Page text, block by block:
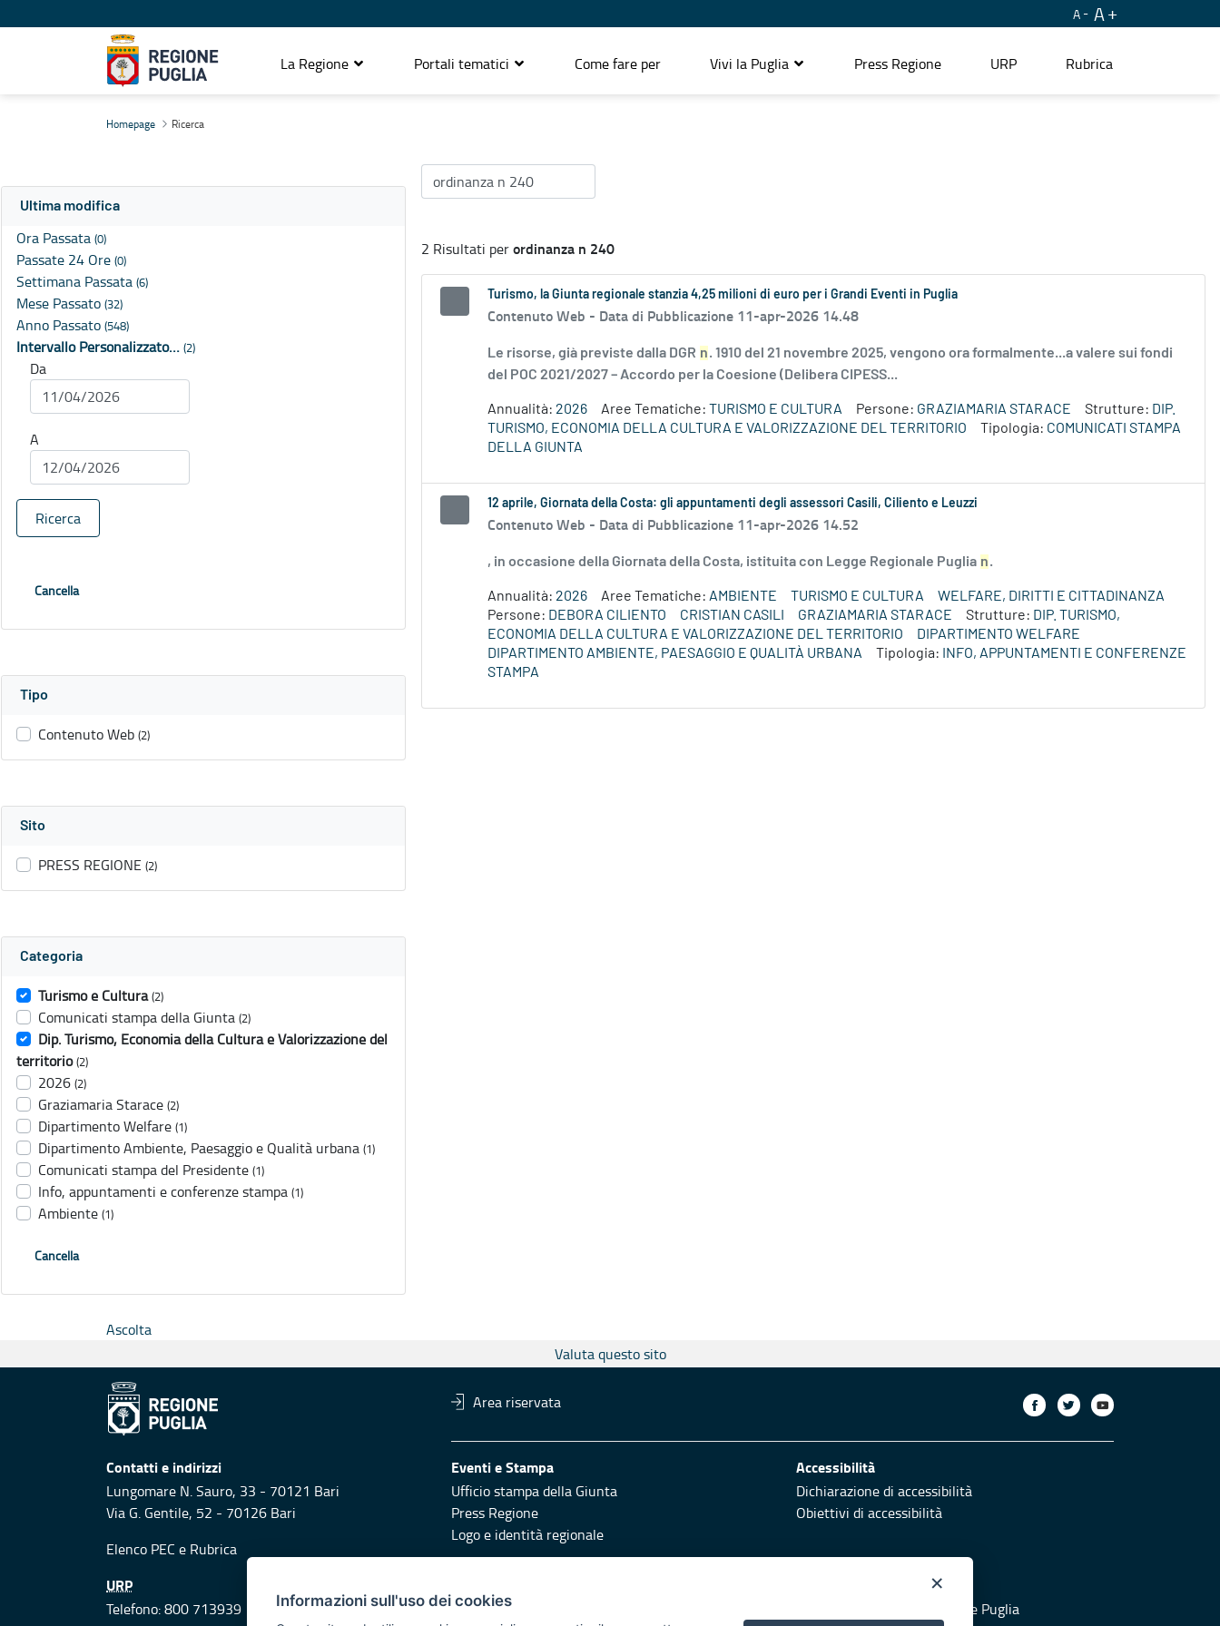
A A
La Regione Portali tematici Come fare per Vivi la Puglia Press Regione URP Rubrica
Homepage Ricerca
Ultima modifica
Ora Passata (0)
Passate 24 Ore (0)
Settimana Passata (6)
Mese Passato (32)
Anno Passato (548)
Intervallo Personalizzato… (2)
Da
A
Ricerca
Cancella
Tipo
Contenuto Web (2)
Sito
PRESS REGIONE (2)
Categoria
Turismo e Cultura (2)
Comunicati stampa della Giunta (2)
Dip. Turismo, Economia della Cultura e Valorizzazione del
territorio (2)
2026 (2)
Graziamaria Starace (2)
Dipartimento Welfare (1)
Dipartimento Ambiente, Paesaggio e Qualità urbana (1)
Comunicati stampa del Presidente (1)
Info, appuntamenti e conferenze stampa (1)
Ambiente (1)
Cancella
2 Risultati perordinanza n 240
Turismo, la Giunta regionale stanzia 4,25 milioni di euro per i Grandi Eventi in Puglia
Contenuto Web - Data di Pubblicazione 11-apr-2026 14.48
Le risorse, già previste dalla DGR n. 1910 del 21 novembre 2025, vengono ora formalmente...a valere sui fondi
del POC 2021/2027 – Accordo per la Coesione (Delibera CIPESS...
Annualità: 2026 Aree Tematiche: TURISMO E CULTURA Persone: GRAZIAMARIA STARACE Strutture: DIP.
TURISMO, ECONOMIA DELLA CULTURA E VALORIZZAZIONE DEL TERRITORIO
Tipologia: COMUNICATI STAMPA
DELLA GIUNTA
12 aprile, Giornata della Costa: gli appuntamenti degli assessori Casili, Ciliento e Leuzzi
Contenuto Web - Data di Pubblicazione 11-apr-2026 14.52
, in occasione della Giornata della Costa, istituita con Legge Regionale Puglia n.
Annualità: 2026 Aree Tematiche: AMBIENTE TURISMO E CULTURA
WELFARE, DIRITTI E CITTADINANZA
Persone: DEBORA CILIENTO CRISTIAN CASILI GRAZIAMARIA STARACE Strutture: DIP. TURISMO,
ECONOMIA DELLA CULTURA E VALORIZZAZIONE DEL TERRITORIO
DIPARTIMENTO WELFARE
DIPARTIMENTO AMBIENTE, PAESAGGIO E QUALITÀ URBANA
Tipologia:
INFO, APPUNTAMENTI E CONFERENZE
STAMPA
Ascolta
Valuta questo sito
Area riservata
Contatti e indirizzi
Lungomare N. Sauro, 33 - 70121 Bari
Via G. Gentile, 52 - 70126 Bari
Elenco PEC e Rubrica
Eventi e Stampa
Ufficio stampa della Giunta
Press Regione
Logo e identità regionale
Accessibilità
Dichiarazione di accessibilità
Obiettivi di accessibilità
URP
Telefono: 800 713939
Responsabili di pubblicazione Vai al sito di Protezione Civile Puglia
×
Informazioni sull'uso dei cookies